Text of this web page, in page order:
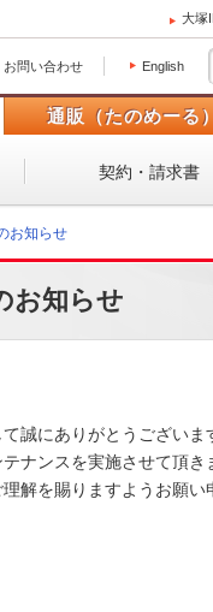
大塚
お問い合わせ English
通販（たのめーる）
契約・請求書
お知らせ
お知らせ
誠にありがとうございま
ナンスを実施させて頂き
解を賜りますようお願い